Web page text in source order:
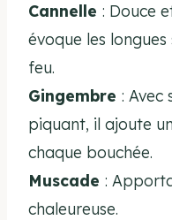
Cannelle : Douce
évoque les longues
feu.
Gingembre : Avec
piquant, il ajoute
chaque bouchée.
Muscade :
chaleureuse.